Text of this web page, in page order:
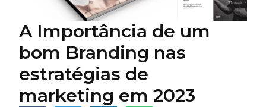
A Importância de um
bom Branding nas
estratégias de
marketing em 2023